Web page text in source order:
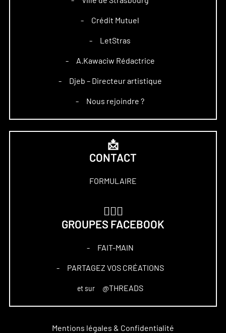
– Crédit Mutuel
– LetStras
– A.Kawaciw Rédactrice
– Djeb – Directeur artistique
– Nous rejoindre ?
📩
CONTACT
FORMULAIRE
🏋🏻‍♀️
GROUPES FACEBOOK
– FAIT-MAIN
– PARTAGEZ VOS CRÉATIONS
et sur @THREADS
Mentions légales & Confidentialité